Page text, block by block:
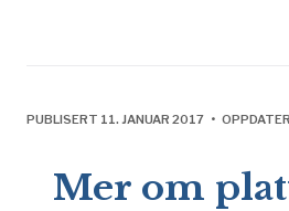
PUBLISERT 11. JANUAR 2017 •
Mer om